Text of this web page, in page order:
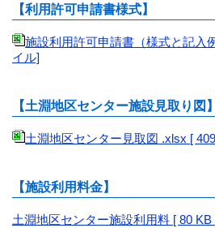
【利用許可申請書様式】
施設利用許可申請書（様式と記入
イル]
【土淵地区センター施設見取り図】
土淵地区センター見取図 .xlsx [
【施設利用料金】
土淵地区センター施設利用料 [ 80 KB